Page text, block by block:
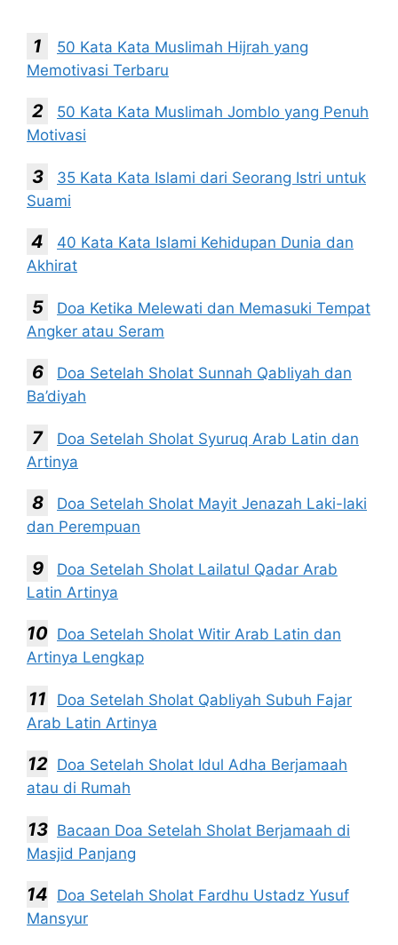
50 Kata Kata Muslimah Hijrah yang
Memotivasi Terbaru
50 Kata Kata Muslimah Jomblo yang Penuh
Motivasi
35 Kata Kata Islami dari Seorang Istri untuk
Suami
40 Kata Kata Islami Kehidupan Dunia dan
Akhirat
Doa Ketika Melewati dan Memasuki Tempat
Angker atau Seram
Doa Setelah Sholat Sunnah Qabliyah dan
Ba’diyah
Doa Setelah Sholat Syuruq Arab Latin dan
Artinya
Doa Setelah Sholat Mayit Jenazah Laki-laki
dan Perempuan
Doa Setelah Sholat Lailatul Qadar Arab
Latin Artinya
Doa Setelah Sholat Witir Arab Latin dan
Artinya Lengkap
Doa Setelah Sholat Qabliyah Subuh Fajar
Arab Latin Artinya
Doa Setelah Sholat Idul Adha Berjamaah
atau di Rumah
Bacaan Doa Setelah Sholat Berjamaah di
Masjid Panjang
Doa Setelah Sholat Fardhu Ustadz Yusuf
Mansyur